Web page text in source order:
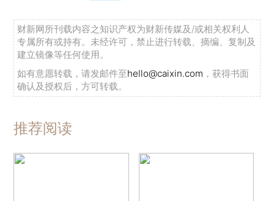
财新网所刊载内容之知识产权为财新传媒及/或相关权利人
专属所有或持有。未经许可，禁止进行转载、摘编、复制及
建立镜像等任何使用。
如有意愿转载，请发邮件至hello@caixin.com ，获得书面
确认及授权后，方可转载。
推荐阅读